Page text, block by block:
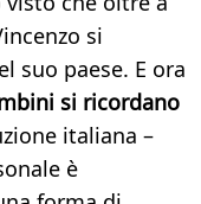
si
suo paese. E ora
si ricordano
italiana –
è